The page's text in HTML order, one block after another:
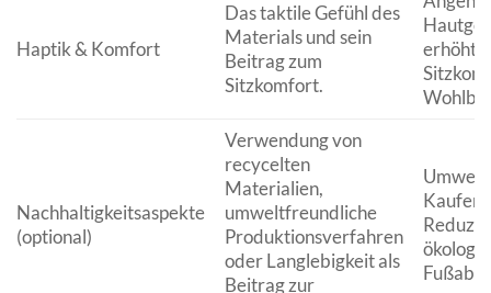
Haptik & Komfort
Das taktile Gefühl des
Materials und sein
Beitrag zum
Sitzkomfort.
Nachhaltigkeitsaspekte
(optional)
Verwendung von
recycelten
Materialien,
umweltfreundliche
Produktionsverfahren
oder Langlebigkeit als
Beitrag zur